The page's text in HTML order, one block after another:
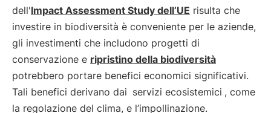
dell'Impact Assessment Study dell’UE risulta che
investire in biodiversità è conveniente per le aziende,
gli investimenti che includono progetti di
conservazione e ripristino della biodiversità
potrebbero portare benefici economici significativi.
Tali benefici derivano dai servizi ecosistemici , come
la regolazione del clima, e l’impollinazione.